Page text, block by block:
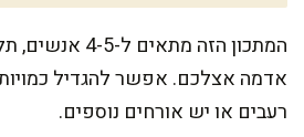
המתכון הזה
אדמה אצלכם. אפשר להגדיל
רעבים או יש אורחים נוספים.